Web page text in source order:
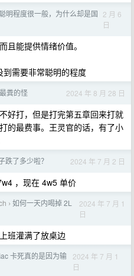
明程度很一般，为什么却是国 2 月 6
日
且能提供情绪价值。
需要非常聪明的程度
粪的怪 2024 年 8 月 28 日
好打，但是打完第五章回来打就
的最费事。王灵官的话，有了小
跌了多少啦？ 2024 年 7 月 2 日
，现在 4w5 单价
› 如何一天内喝掉 2L
2024 年 7 月 1
日
班灌满了放桌边
卡死真的是因为输
2024 年 7 月 1
日